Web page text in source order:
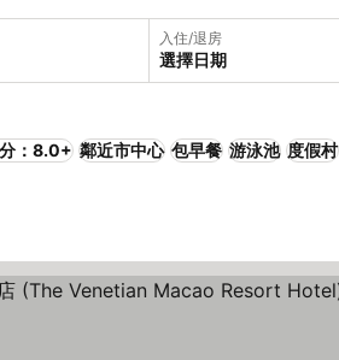
入住/退房
選擇日期
：8.0+ 鄰近市中心 包早餐 游泳池 度假村